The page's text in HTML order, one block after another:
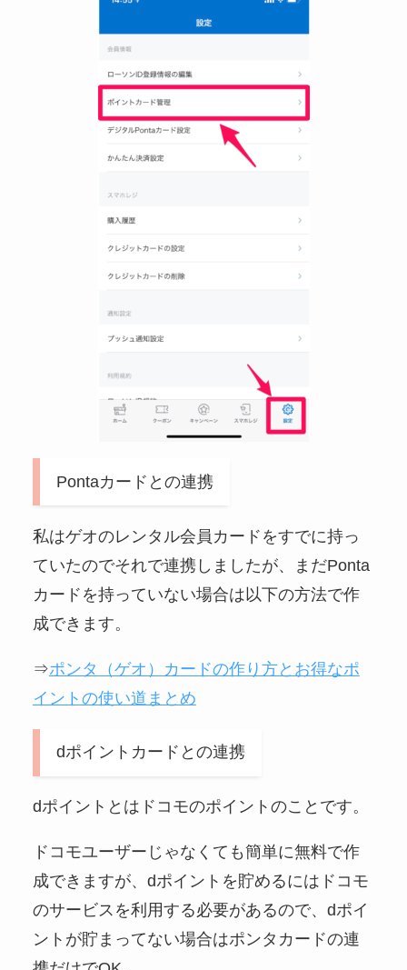
Pontaカードとの連携
私はゲオのレンタル会員カードをすでに持っ
ていたのでそれで連携しましたが、まだPonta
カードを持っていない場合は以下の方法で作
成できます。
⇒ポンタ（ゲオ）カードの作り方とお得なポ
イントの使い道まとめ
dポイントカードとの連携
dポイントとはドコモのポイントのことです。
ドコモユーザーじゃなくても簡単に無料で作
成できますが、dポイントを貯めるにはドコモ
のサービスを利用する必要があるので、dポイ
ントが貯まってない場合はポンタカードの連